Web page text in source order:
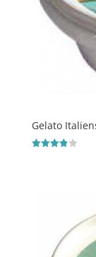
Gelato